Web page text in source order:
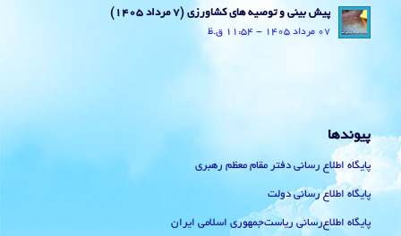
پیش بینی و توصیه های کشاورزی (7 مرداد ۱۴۰۵)
07 مرداد 1405 - 11:54 ق.ظ
پیوندها
پایگاه اطلاع رسانی دفتر مقام معظم رهبری
پایگاه اطلاع رسانی دولت
پایگاه اطلاع‌رسانی ریاست‌جمهوری اسلامی ایران